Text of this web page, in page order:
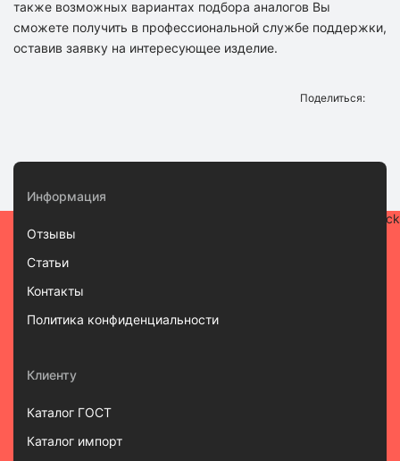
также возможных вариантах подбора аналогов Вы
сможете получить в профессиональной службе поддержки,
оставив заявку на интересующее изделие.
Поделиться:
Информация
Отзывы
Статьи
Контакты
Политика конфиденциальности
Клиенту
Каталог ГОСТ
Каталог импорт